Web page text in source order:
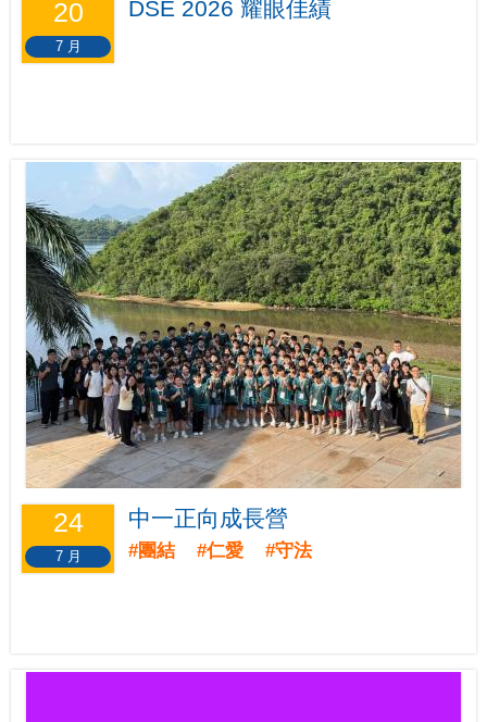
20
7 月
DSE 2026 耀眼佳績
24
7 月
中一正向成長營
#團結 #仁愛 #守法